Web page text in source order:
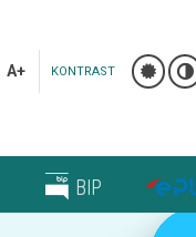
A+ KONTRAST
BIP